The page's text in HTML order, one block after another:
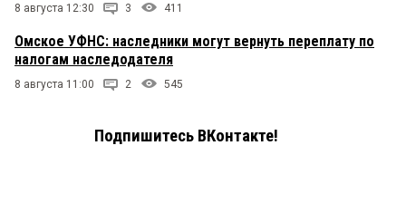
8 августа 12:30 3 411
Омское УФНС: наследники могут вернуть переплату по
налогам наследодателя
8 августа 11:00 2 545
Подпишитесь ВКонтакте!